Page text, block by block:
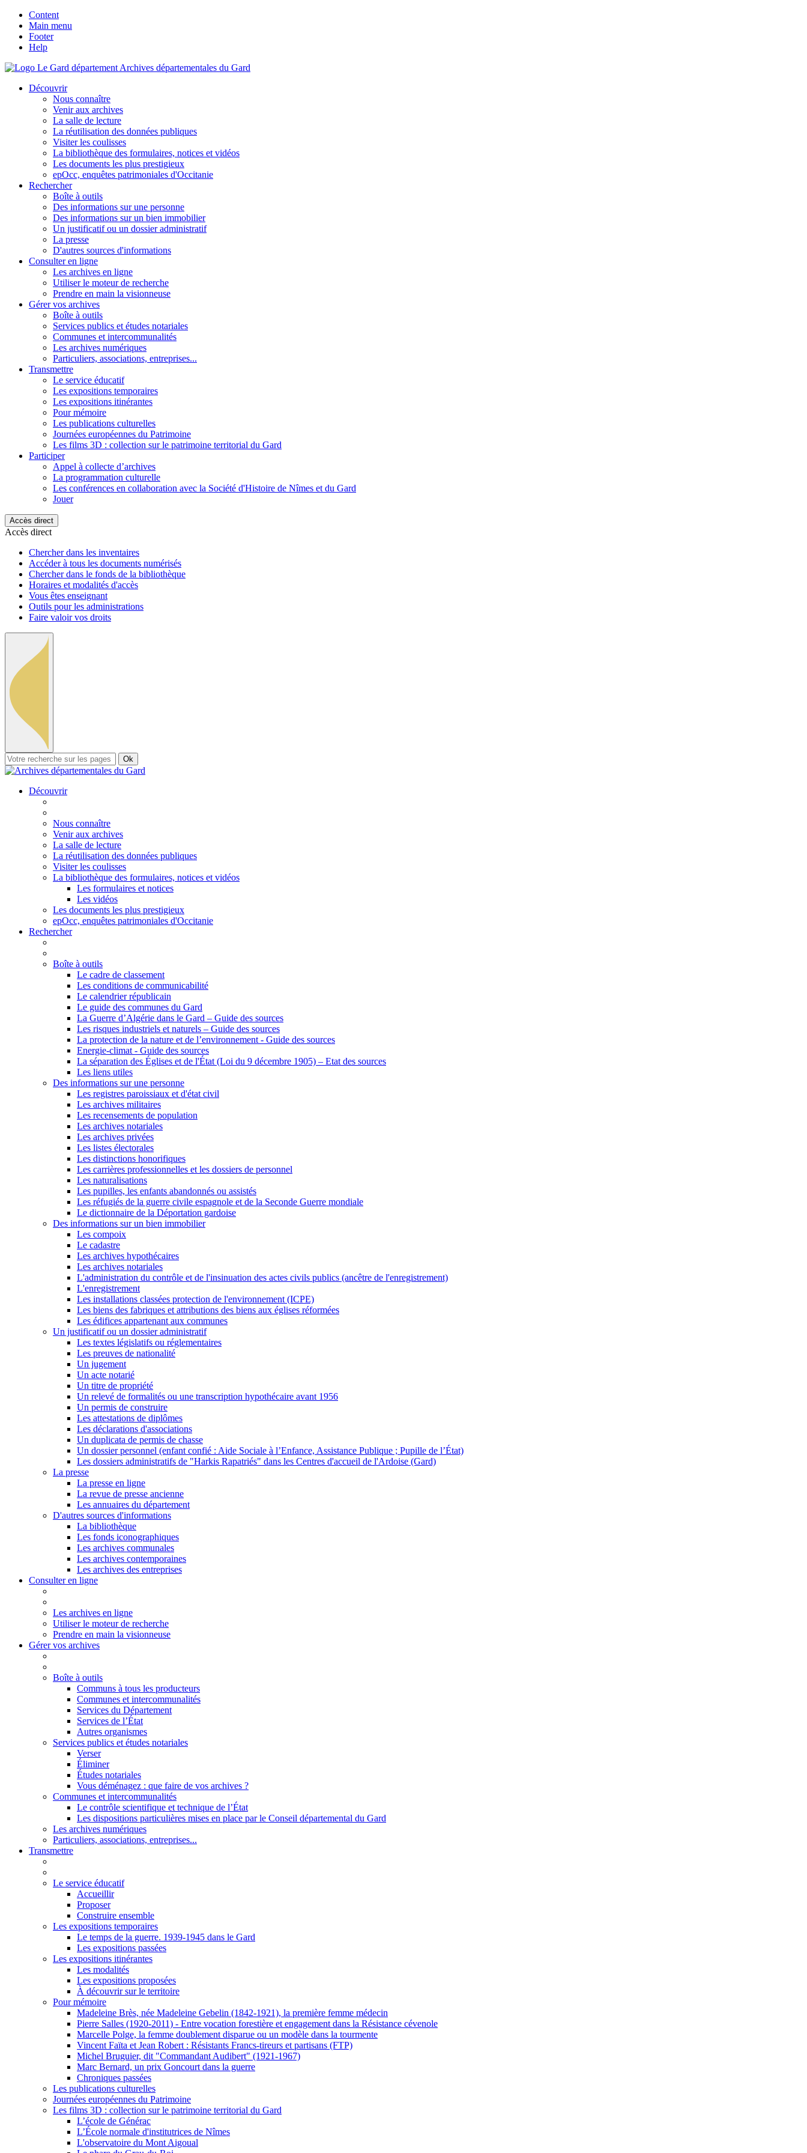
Content
Main menu
Footer
Help
Archives départementales du Gard
Découvrir
Nous connaître
Venir aux archives
La salle de lecture
La réutilisation des données publiques
Visiter les coulisses
La bibliothèque des formulaires, notices et vidéos
Les documents les plus prestigieux
epOcc, enquêtes patrimoniales d'Occitanie
Rechercher
Boîte à outils
Des informations sur une personne
Des informations sur un bien immobilier
Un justificatif ou un dossier administratif
La presse
D'autres sources d'informations
Consulter en ligne
Les archives en ligne
Utiliser le moteur de recherche
Prendre en main la visionneuse
Gérer vos archives
Boîte à outils
Services publics et études notariales
Communes et intercommunalités
Les archives numériques
Particuliers, associations, entreprises...
Transmettre
Le service éducatif
Les expositions temporaires
Les expositions itinérantes
Pour mémoire
Les publications culturelles
Journées européennes du Patrimoine
Les films 3D : collection sur le patrimoine territorial du Gard
Participer
Appel à collecte d’archives
La programmation culturelle
Les conférences en collaboration avec la Société d'Histoire de Nîmes et du Gard
Jouer
Accès direct
Accès direct
Chercher dans les inventaires
Accéder à tous les documents numérisés
Chercher dans le fonds de la bibliothèque
Horaires et modalités d'accès
Vous êtes enseignant
Outils pour les administrations
Faire valoir vos droits
Ok
Découvrir
Nous connaître
Venir aux archives
La salle de lecture
La réutilisation des données publiques
Visiter les coulisses
La bibliothèque des formulaires, notices et vidéos
Les formulaires et notices
Les vidéos
Les documents les plus prestigieux
epOcc, enquêtes patrimoniales d'Occitanie
Rechercher
Boîte à outils
Le cadre de classement
Les conditions de communicabilité
Le calendrier républicain
Le guide des communes du Gard
La Guerre d’Algérie dans le Gard – Guide des sources
Les risques industriels et naturels – Guide des sources
La protection de la nature et de l’environnement - Guide des sources
Energie-climat - Guide des sources
La séparation des Églises et de l'État (Loi du 9 décembre 1905) – Etat des sources
Les liens utiles
Des informations sur une personne
Les registres paroissiaux et d'état civil
Les archives militaires
Les recensements de population
Les archives notariales
Les archives privées
Les listes électorales
Les distinctions honorifiques
Les carrières professionnelles et les dossiers de personnel
Les naturalisations
Les pupilles, les enfants abandonnés ou assistés
Les réfugiés de la guerre civile espagnole et de la Seconde Guerre mondiale
Le dictionnaire de la Déportation gardoise
Des informations sur un bien immobilier
Les compoix
Le cadastre
Les archives hypothécaires
Les archives notariales
L'administration du contrôle et de l'insinuation des actes civils publics (ancêtre de l'enregistrement)
L'enregistrement
Les installations classées protection de l'environnement (ICPE)
Les biens des fabriques et attributions des biens aux églises réformées
Les édifices appartenant aux communes
Un justificatif ou un dossier administratif
Les textes législatifs ou réglementaires
Les preuves de nationalité
Un jugement
Un acte notarié
Un titre de propriété
Un relevé de formalités ou une transcription hypothécaire avant 1956
Un permis de construire
Les attestations de diplômes
Les déclarations d'associations
Un duplicata de permis de chasse
Un dossier personnel (enfant confié : Aide Sociale à l’Enfance, Assistance Publique ; Pupille de l’État)
Les dossiers administratifs de "Harkis Rapatriés" dans les Centres d'accueil de l'Ardoise (Gard)
La presse
La presse en ligne
La revue de presse ancienne
Les annuaires du département
D'autres sources d'informations
La bibliothèque
Les fonds iconographiques
Les archives communales
Les archives contemporaines
Les archives des entreprises
Consulter en ligne
Les archives en ligne
Utiliser le moteur de recherche
Prendre en main la visionneuse
Gérer vos archives
Boîte à outils
Communs à tous les producteurs
Communes et intercommunalités
Services du Département
Services de l’État
Autres organismes
Services publics et études notariales
Verser
Éliminer
Études notariales
Vous déménagez : que faire de vos archives ?
Communes et intercommunalités
Le contrôle scientifique et technique de l’État
Les dispositions particulières mises en place par le Conseil départemental du Gard
Les archives numériques
Particuliers, associations, entreprises...
Transmettre
Le service éducatif
Accueillir
Proposer
Construire ensemble
Les expositions temporaires
Le temps de la guerre. 1939-1945 dans le Gard
Les expositions passées
Les expositions itinérantes
Les modalités
Les expositions proposées
À découvrir sur le territoire
Pour mémoire
Madeleine Brès, née Madeleine Gebelin (1842-1921), la première femme médecin
Pierre Salles (1920-2011) - Entre vocation forestière et engagement dans la Résistance cévenole
Marcelle Polge, la femme doublement disparue ou un modèle dans la tourmente
Vincent Faïta et Jean Robert : Résistants Francs-tireurs et partisans (FTP)
Michel Bruguier, dit "Commandant Audibert" (1921-1967)
Marc Bernard, un prix Goncourt dans la guerre
Chroniques passées
Les publications culturelles
Journées européennes du Patrimoine
Les films 3D : collection sur le patrimoine territorial du Gard
L’école de Générac
L’École normale d'institutrices de Nîmes
L'observatoire du Mont Aigoual